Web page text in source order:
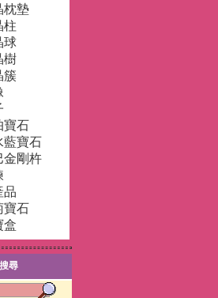
枕墊
柱
球
樹
簇
寶石
藍寶石
金剛杵
品
寶石
盒
尋